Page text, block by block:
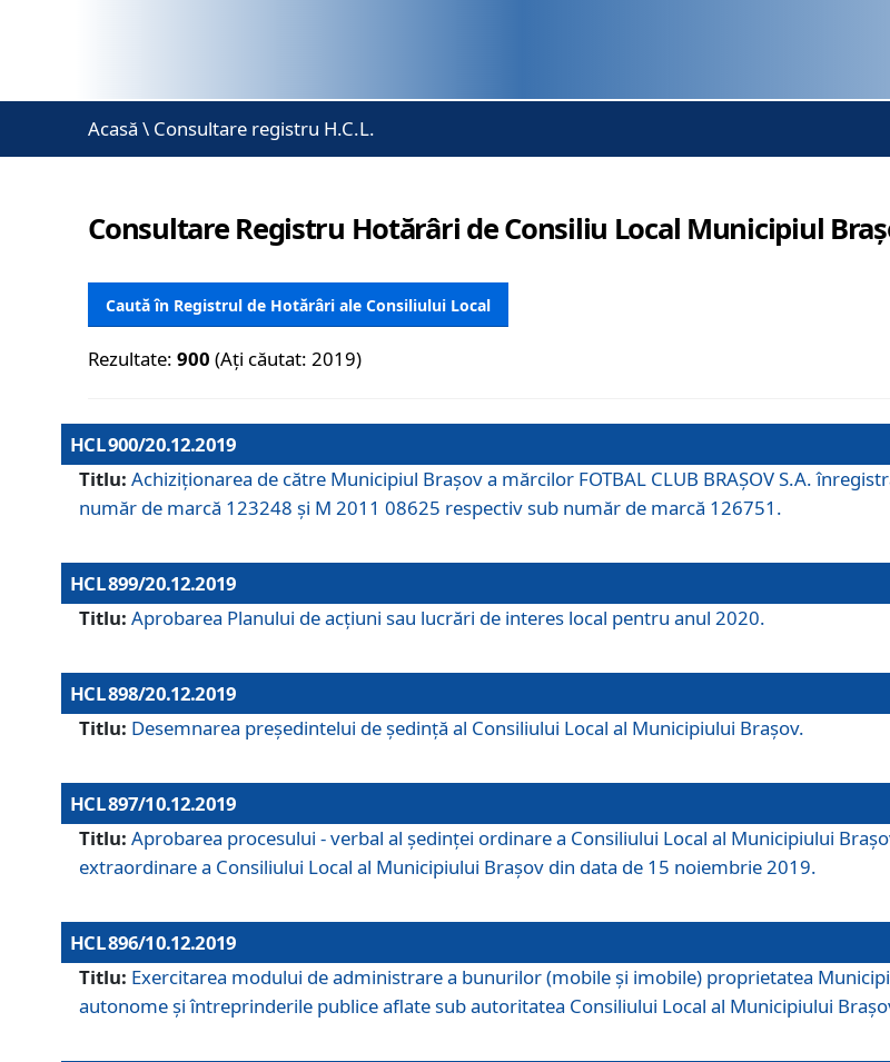
Acasă \ Consultare registru H.C.L.
Consultare Registru Hotărâri de Consiliu Local Municipiul
Caută în Registrul de Hotărâri ale Consiliului Local
Rezultate:900 (Ați căutat: 2019)
HCL 900/20.12.2019
Titlu: Achiziționarea de către Municipiul Brașov a mărcilor FOTBAL CLUB BRAȘOV S.A.
număr de marcă 123248 și M 2011 08625 respectiv sub număr de marcă 126751.
HCL 899/20.12.2019
Titlu: Aprobarea Planului de acţiuni sau lucrări de interes local pentru anul 2020.
HCL 898/20.12.2019
Titlu: Desemnarea preşedintelui de şedinţă al Consiliului Local al Municipiului Braşov.
HCL 897/10.12.2019
Titlu: Aprobarea procesului - verbal al şedinţei ordinare a Consiliului Local al Municipiului
extraordinare a Consiliului Local al Municipiului Brașov din data de 15 noiembrie 2019.
HCL 896/10.12.2019
Titlu: Exercitarea modului de administrare a bunurilor (mobile și imobile) proprietatea
autonome și întreprinderile publice aflate sub autoritatea Consiliului Local al Municipiului